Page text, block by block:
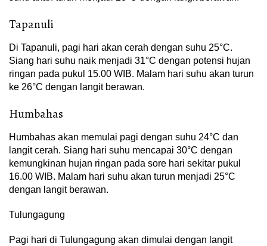
Tapanuli
Di Tapanuli, pagi hari akan cerah dengan suhu 25°C.
Siang hari suhu naik menjadi 31°C dengan potensi hujan
ringan pada pukul 15.00 WIB. Malam hari suhu akan turun
ke 26°C dengan langit berawan.
Humbahas
Humbahas akan memulai pagi dengan suhu 24°C dan
langit cerah. Siang hari suhu mencapai 30°C dengan
kemungkinan hujan ringan pada sore hari sekitar pukul
16.00 WIB. Malam hari suhu akan turun menjadi 25°C
dengan langit berawan.
Tulungagung
Pagi hari di Tulungagung akan dimulai dengan langit